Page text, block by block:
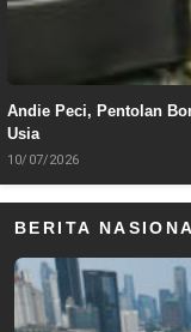
Andie Peci, Pentolan
Usia
10/07/2026
BERITA